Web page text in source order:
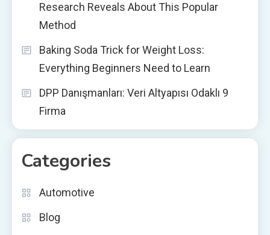
Research Reveals About This Popular
Method
Baking Soda Trick for Weight Loss:
Everything Beginners Need to Learn
DPP Danışmanları: Veri Altyapısı Odaklı 9
Firma
Categories
Automotive
Blog